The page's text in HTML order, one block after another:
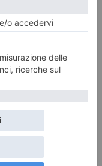
sacrestano pio e